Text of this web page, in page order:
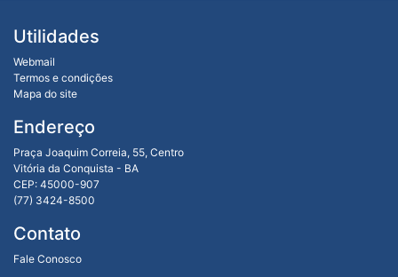
Utilidades
Webmail
Termos e condições
Mapa do site
Endereço
Praça Joaquim Correia, 55, Centro
Vitória da Conquista - BA
CEP: 45000-907
(77) 3424-8500
Contato
Fale Conosco